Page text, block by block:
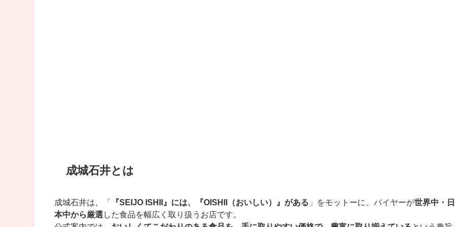
成城石井とは
成城石井は、「 『SEIJO ISHII』には、『OISHII（おいしい）』がある 」をモットーに、バイヤーが世界中・日
本中から厳選 した食品を幅広く取り扱うお店です。